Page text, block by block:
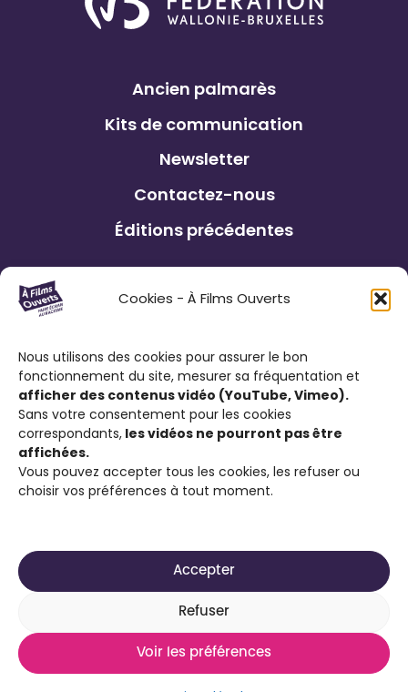
Cookies - À Films Ouverts
Nous utilisons des cookies pour assurer le bon
fonctionnement du site, mesurer sa fréquentation et
afficher des contenus vidéo (YouTube, Vimeo).
Sans votre consentement pour les cookies
correspondants, les vidéos ne pourront pas être
affichées.
Vous pouvez accepter tous les cookies, les refuser ou
choisir vos préférences à tout moment.
Accepter
Refuser
Voir les préférences
Ancien palmarès
Kits de communication
Newsletter
Contactez-nous
Éditions précédentes
Le Festival À Films Ouverts et ses
partenaires associatifs proposent à son
Courts Métrages antiraciste favorisant
l’expression citoyenne ; de visionner des
films engagés contre le racisme et d’ouvrir
la discussion sur cette thématique.
2025-2026 Site réalisé parMédia Animation ASBL
pour son projet À Films Ouverts